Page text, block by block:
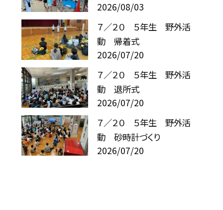
2026/08/03
７／２０ ５年生 野外活
動 帰着式
2026/07/20
７／２０ ５年生 野外活
動 退所式
2026/07/20
７／２０ ５年生 野外活
動 砂時計づくり
2026/07/20